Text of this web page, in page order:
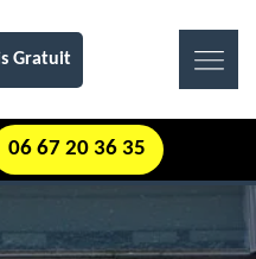
Gratuit
06 67 20 36 35